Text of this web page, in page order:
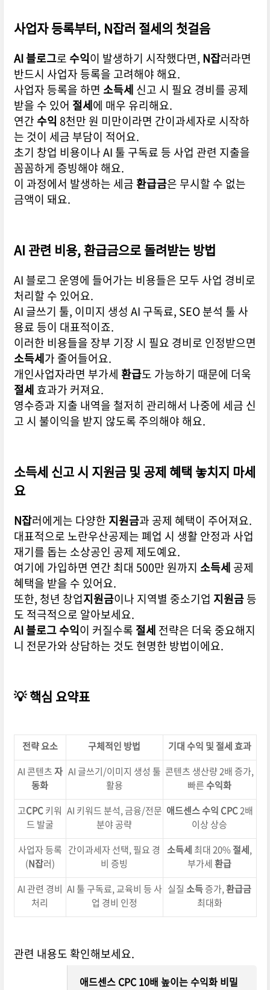
사업자 등록부터, N잡러 절세의 첫걸음
AI 블로그로 수익이 발생하기 시작했다면, N잡러라면
반드시 사업자 등록을 고려해야 해요.
사업자 등록을 하면 소득세 신고 시 필요 경비를 공제
받을 수 있어 절세에 매우 유리해요.
연간 수익 8천만 원 미만이라면 간이과세자로 시작하
는 것이 세금 부담이 적어요.
초기 창업 비용이나 AI 툴 구독료 등 사업 관련 지출을
꼼꼼하게 증빙해야 해요.
이 과정에서 발생하는 세금환급금은 무시할 수 없는
금액이 돼요.
AI 관련 비용,환급금으로 돌려받는 방법
AI 블로그 운영에 들어가는 비용들은 모두 사업 경비로
처리할 수 있어요.
AI 글쓰기 툴, 이미지 생성 AI 구독료, SEO 분석 툴 사
용료 등이 대표적이죠.
이러한 비용들을 장부 기장 시 필요 경비로 인정받으면
소득세가 줄어들어요.
개인사업자라면 부가세 환급도 가능하기 때문에 더욱
절세 효과가 커져요.
영수증과 지출 내역을 철저히 관리해서 나중에 세금 신
고 시 불이익을 받지 않도록 주의해야 해요.
소득세 신고 시 지원금및 공제 혜택 놓치지 마세
요
N잡러에게는 다양한 지원금과 공제 혜택이 주어져요.
대표적으로 노란우산공제는 폐업 시 생활 안정과 사업
재기를 돕는 소상공인 공제 제도예요.
여기에 가입하면 연간 최대 500만 원까지 소득세 공제
혜택을 받을 수 있어요.
또한, 청년 창업지원금이나 지역별 중소기업 지원금등
도 적극적으로 알아보세요.
AI 블로그수익이 커질수록 절세 전략은 더욱 중요해지
니 전문가와 상담하는 것도 현명한 방법이에요.
💡 핵심 요약표
전략 요소 구체적인 방법 기대수익 및 절세효과
AI 콘텐츠자
동화
AI 글쓰기/이미지 생성 툴
활용
콘텐츠 생산량 2배 증가,
빠른수익화
고CPC키워
드 발굴
AI 키워드 분석, 금융/전문
분야 공략
애드센스수익 CPC2배
이상 상승
사업자 등록
(N잡러)
간이과세자 선택, 필요 경
비 증빙
소득세 최대 20%절세,
부가세환급
AI 관련 경비
처리
AI 툴 구독료, 교육비 등 사
업 경비 인정
실질소득증가,환급금
최대화
관련 내용도 확인해보세요.
애드센스 CPC 10배 높이는 수익화 비밀